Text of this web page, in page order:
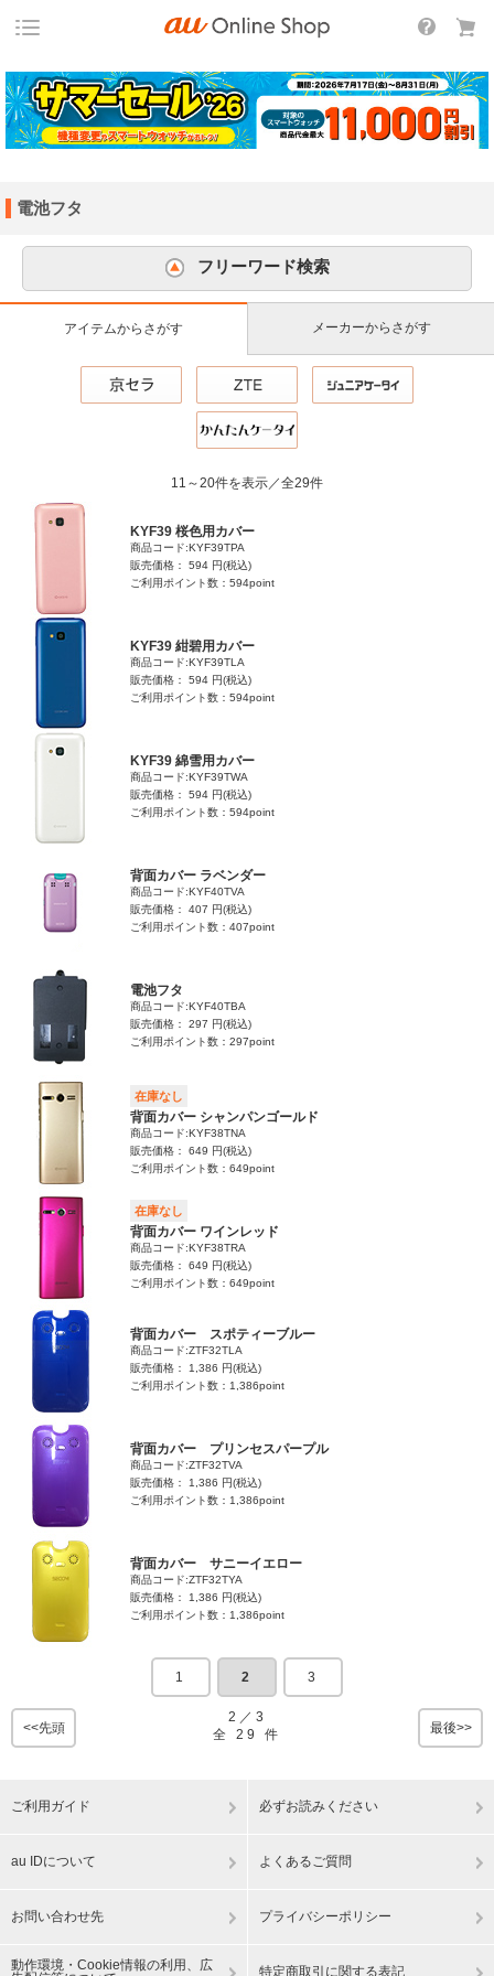
電池フタ
フリーワード検索
アイテムからさがす メーカーからさがす
11～20件を表示／全29件
KYF39 桜色用カバー
商品コード:KYF39TPA
販売価格： 594 円(税込)
ご利用ポイント数：594point
KYF39 紺碧用カバー
商品コード:KYF39TLA
販売価格： 594 円(税込)
ご利用ポイント数：594point
KYF39 綿雪用カバー
商品コード:KYF39TWA
販売価格： 594 円(税込)
ご利用ポイント数：594point
背面カバー ラベンダー
商品コード:KYF40TVA
販売価格： 407 円(税込)
ご利用ポイント数：407point
電池フタ
商品コード:KYF40TBA
販売価格： 297 円(税込)
ご利用ポイント数：297point
在庫なし
背面カバー シャンパンゴールド
商品コード:KYF38TNA
販売価格： 649 円(税込)
ご利用ポイント数：649point
在庫なし
背面カバー ワインレッド
商品コード:KYF38TRA
販売価格： 649 円(税込)
ご利用ポイント数：649point
背面カバー スポティーブルー
商品コード:ZTF32TLA
販売価格： 1,386 円(税込)
ご利用ポイント数：1,386point
背面カバー プリンセスパープル
商品コード:ZTF32TVA
販売価格： 1,386 円(税込)
ご利用ポイント数：1,386point
背面カバー サニーイエロー
商品コード:ZTF32TYA
販売価格： 1,386 円(税込)
ご利用ポイント数：1,386point
1 2 3
<<先頭 最後>>
2 ／ 3
全 29 件
ご利用ガイド 必ずお読みください
au IDについて よくあるご質問
お問い合わせ先 プライバシーポリシー
動作環境・Cookie情報の利用、広
特定商取引に関する表記